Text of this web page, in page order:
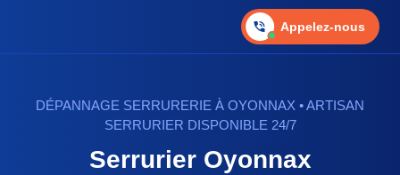
Appelez-nous
DÉPANNAGE SERRURERIE À OYONNAX • ARTISAN
SERRURIER DISPONIBLE 24/7
Serrurier Oyonnax